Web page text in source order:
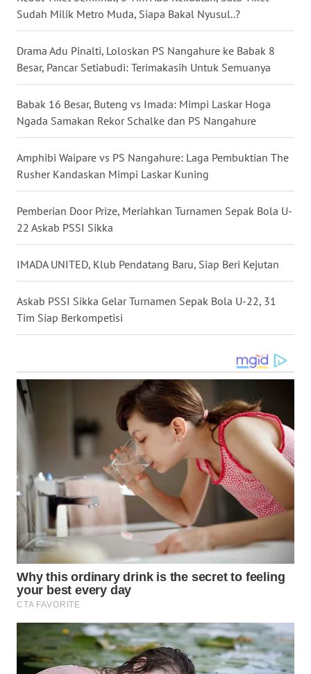
Sudah Milik Metro Muda, Siapa Bakal Nyusul..?
Drama Adu Pinalti, Loloskan PS Nangahure ke Babak 8
Besar, Pancar Setiabudi: Terimakasih Untuk Semuanya
Babak 16 Besar, Buteng vs Imada: Mimpi Laskar Hoga
Ngada Samakan Rekor Schalke dan PS Nangahure
Amphibi Waipare vs PS Nangahure: Laga Pembuktian The
Rusher Kandaskan Mimpi Laskar Kuning
Pemberian Door Prize, Meriahkan Turnamen Sepak Bola U-
22 Askab PSSI Sikka
IMADA UNITED, Klub Pendatang Baru, Siap Beri Kejutan
Askab PSSI Sikka Gelar Turnamen Sepak Bola U-22, 31
Tim Siap Berkompetisi
KALTENG
WN
KALTARA
WN
KALSEL
WN
KALTIM
WN
GORONTALO
MALUKU
WN
DAIRI
WN
DANAU
TOBA
NIAS
WN